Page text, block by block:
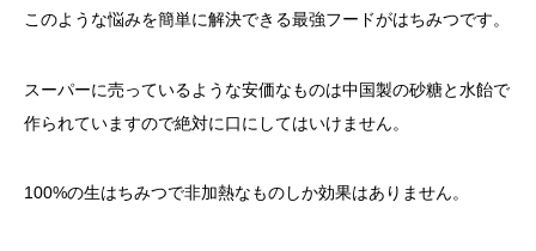
このような悩みを簡単に解決できる最強フードがはちみつです。
スーパーに売っているような安価なものは中国製の砂糖と水飴で
作られていますので絶対に口にしてはいけません。
100%の生はちみつで非加熱なものしか効果はありません。